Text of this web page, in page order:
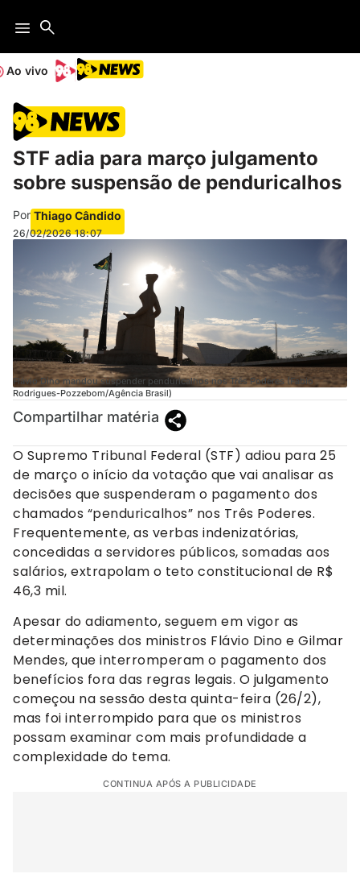
Ao vivo
STF adia para março julgamento
sobre suspensão de penduricalhos
Por Thiago Cândido
26/02/2026 18:07
Flávio Dino mandou suspender penduricalhos nos Três Poderes (Fabio
Rodrigues-Pozzebom/Agência Brasil)
Compartilhar matéria
O Supremo Tribunal Federal (STF) adiou para 25
de março o início da votação que vai analisar as
decisões que suspenderam o pagamento dos
chamados “penduricalhos” nos Três Poderes.
Frequentemente, as verbas indenizatórias,
concedidas a servidores públicos, somadas aos
salários, extrapolam o teto constitucional de R$
46,3 mil.
Apesar do adiamento, seguem em vigor as
determinações dos ministros Flávio Dino e Gilmar
Mendes, que interromperam o pagamento dos
benefícios fora das regras legais. O julgamento
começou na sessão desta quinta-feira (26/2),
mas foi interrompido para que os ministros
possam examinar com mais profundidade a
complexidade do tema.
CONTINUA APÓS A PUBLICIDADE